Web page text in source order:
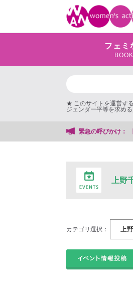
フェミ
★ このサイトを運営す
ジェンダー平等を求め
緊急の呼びかけ：
【大阪地検検事正による女性検事への性
上野
カテゴリ選択：